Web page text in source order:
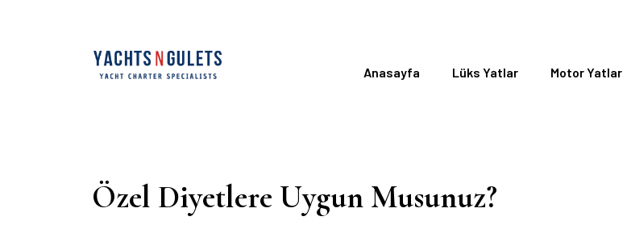
Anasayfa Lüks Yatlar Motor Yatlar
Özel Diyetlere Uygun Musunuz?